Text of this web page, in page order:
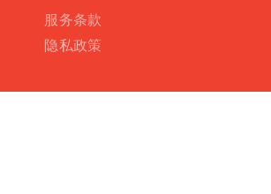
服务条款
隐私政策